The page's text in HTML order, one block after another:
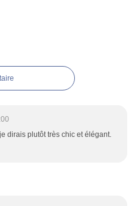
dirais plutôt très chic et élégant.